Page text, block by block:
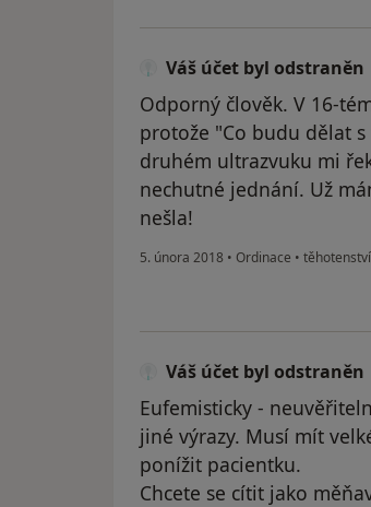
Váš účet byl odstraněn
Odporný člověk. V 16-
protože "Co budu dělat
druhém ultrazvuku mi
nechutné jednání. Už
nešla!
5. února 2018 • Ordinace • těhotenství
Váš účet byl odstraněn
Eufemisticky -
jiné výrazy. Musí mít
ponížit pacientku.
Chcete se cítit jako